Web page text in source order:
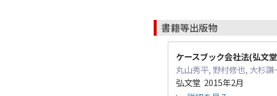
書籍等出版物
ケースブック会社法(弘文
丸山秀平, 野村修也, 大杉謙
弘文堂 2015年2月